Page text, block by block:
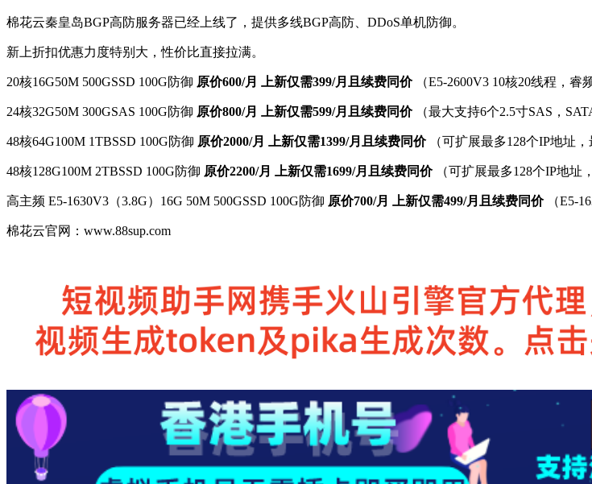
棉花云秦皇岛BGP高防服务器已经上线了，提供多线BGP高防、DDoS单机防御。
新上折扣优惠力度特别大，性价比直接拉满。
20核16G50M 500GSSD 100G防御 原价600/月 上新仅需399/月且续费同价 （E5-2600V3 10核20线程，
24核32G50M 300GSAS 100G防御 原价800/月 上新仅需599/月且续费同价（最大支持6个2.5寸SAS，
48核64G100M 1TBSSD 100G防御 原价2000/月 上新仅需1399/月且续费同价 （可扩展最多128个IP地址
48核128G100M 2TBSSD 100G防御 原价2200/月 上新仅需1699/月且续费同价（可扩展最多128个IP地址
高主频 E5-1630V3（3.8G）16G 50M 500GSSD 100G防御 原价700/月 上新仅需499/月且续费同价（E5-
棉花云官网：www.88sup.com